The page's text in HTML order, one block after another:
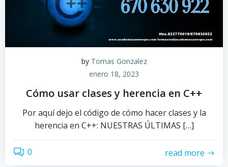
by Tomas Gonzalez
enero 18, 2023
Cómo usar clases y herencia en C++
Por aquí dejo el código de cómo hacer clases y la
herencia en C++: NUESTRAS ÚLTIMAS […]
0 read more